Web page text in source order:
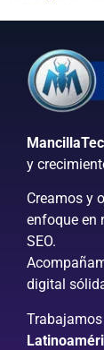
y
Creamos y
enfoque en
SEO.
digital